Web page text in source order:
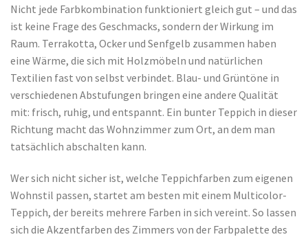
Nicht jede Farbkombination funktioniert gleich gut – und das
ist keine Frage des Geschmacks, sondern der Wirkung im
Raum. Terrakotta, Ocker und Senfgelb zusammen haben
eine Wärme, die sich mit Holzmöbeln und natürlichen
Textilien fast von selbst verbindet. Blau- und Grüntöne in
verschiedenen Abstufungen bringen eine andere Qualität
mit: frisch, ruhig, und entspannt. Ein bunter Teppich in dieser
Richtung macht das Wohnzimmer zum Ort, an dem man
tatsächlich abschalten kann.
Wer sich nicht sicher ist, welche Teppichfarben zum eigenen
Wohnstil passen, startet am besten mit einem Multicolor-
Teppich, der bereits mehrere Farben in sich vereint. So lassen
sich die Akzentfarben des Zimmers von der Farbpalette des